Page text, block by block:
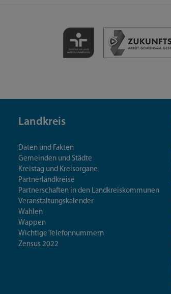
Landkreis
Daten und Fakten
Gemeinden und Städte
Kreistag und Kreisorgane
Partnerlandkreise
Partnerschaften in den Landkreiskommunen
Veranstaltungskalender
Wahlen
Wappen
Wichtige Telefonnummern
Zensus 2022